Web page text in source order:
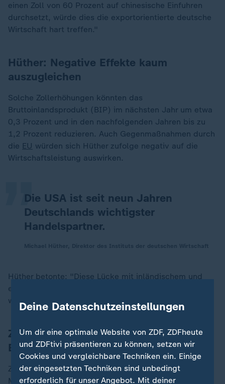
einen Zoll von 60 Prozent auf chinesische Einfuhren
durchsetzt, würde dies die exportorientierte deutsche
Wirtschaft hart treffen."
Hüther: Negative Effekte kaum
auszugleichen
Solche Zollerhöhungen könnten das
Bruttoinlandsprodukt (BIP) im nächsten Jahr um etwa
0,3 Prozent und in den nachfolgenden Jahren bis zu
1,2 Prozent reduzieren. Auch Gegenmaßnahmen durch
die EU würden sich Hüther zufolge negativ auf die
Wirtschaftsleistung auswirken.
Die USA ist seit neun Jahren
Deutschlands wichtigster
Handelspartner.
„
Hüther betonte: "Diese Lücke mit inländischem und
europäischem Konsum des Binnenmarkts zu füllen,
wird fast unmöglich."
Zollerhöhungen bedrohen deutsche
Exporte
Zollerhöhungen würden vor allem Branchen wie den
Maschinenbau, die ohnehin schwächelnde Automobil-
Deine Datenschutzeinstellungen
Um dir eine optimale Website von ZDF, ZDFheute
und ZDFtivi präsentieren zu können, setzen wir
Cookies und vergleichbare Techniken ein. Einige
der eingesetzten Techniken sind unbedingt
erforderlich für unser Angebot. Mit deiner